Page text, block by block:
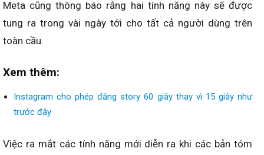
Meta cũng thông báo rằng hai tính năng này sẽ được
tung ra trong vài ngày tới cho tất cả người dùng trên
toàn cầu.
Xem thêm:
Instagram cho phép đăng story 60 giây thay vì 15 giây như
trước đây
Việc ra mắt các tính năng mới diễn ra khi các bản tóm